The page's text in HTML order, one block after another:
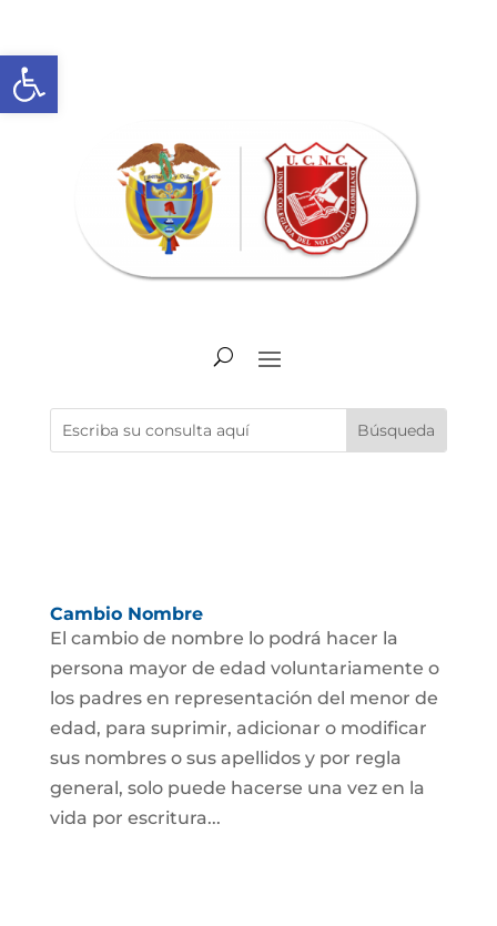
Abrir barra de herramientas
Cambio Nombre
El cambio de nombre lo podrá hacer la
persona mayor de edad voluntariamente o
los padres en representación del menor de
edad, para suprimir, adicionar o modificar
sus nombres o sus apellidos y por regla
general, solo puede hacerse una vez en la
vida por escritura...